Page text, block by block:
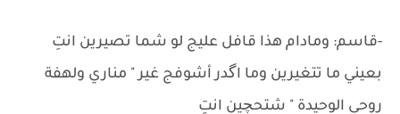
-قاسم: ومادام هذا قافل عليج لو شما تصيرين انتِ
بعيني ما تتغيرين وما اگدر أشوفج غير " مناري ولهفة
روحي الوحيدة " شتحچين انتِ